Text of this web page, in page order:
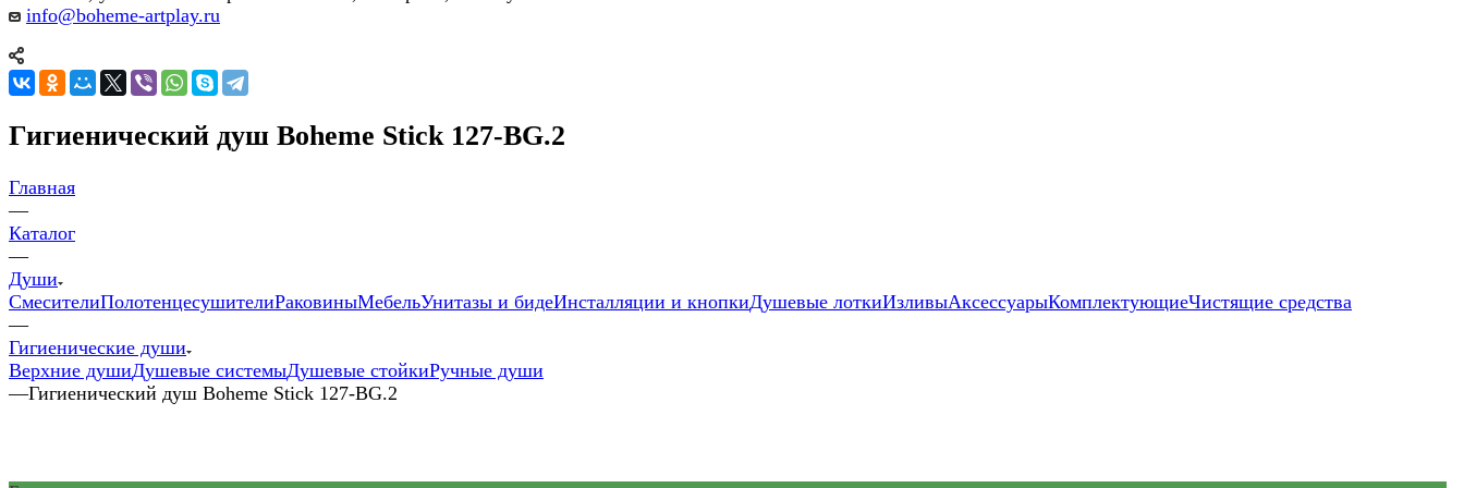
info@boheme-artplay.ru
Гигиенический душ Boheme Stick 127-BG.2
Главная
—
Каталог
—
Души
СмесителиПолотенцесушителиРаковиныМебельУнитазы и бидеИнсталляции и кнопкиДушевые лоткиИзливыАксессуарыКомплектующиеЧистящие средства
—
Гигиенические души
Верхние душиДушевые системыДушевые стойкиРучные души
—Гигиенический душ Boheme Stick 127-BG.2